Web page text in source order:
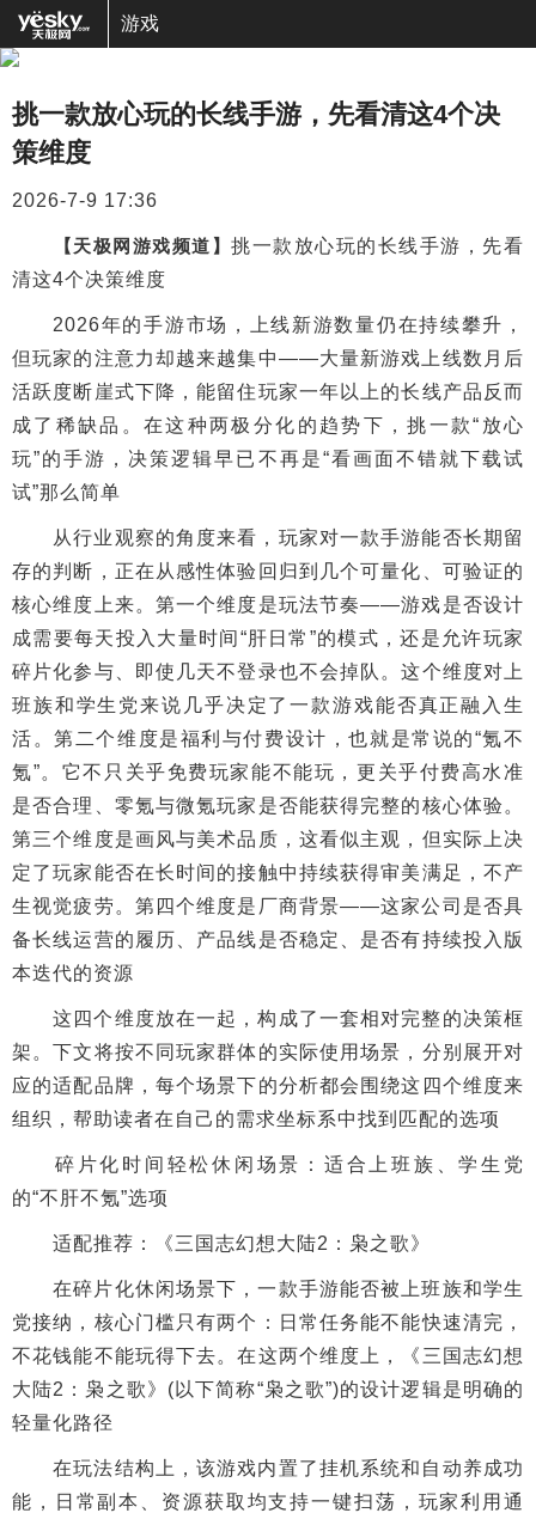
游戏
挑一款放心玩的长线手游，先看清这4个决
策维度
2026-7-9 17:36
【天极网游戏频道】挑一款放心玩的长线手游，先看
清这4个决策维度
2026年的手游市场，上线新游数量仍在持续攀升，
但玩家的注意力却越来越集中——大量新游戏上线数月后
活跃度断崖式下降，能留住玩家一年以上的长线产品反而
成了稀缺品。在这种两极分化的趋势下，挑一款“放心
玩”的手游，决策逻辑早已不再是“看画面不错就下载试
试”那么简单
从行业观察的角度来看，玩家对一款手游能否长期留
存的判断，正在从感性体验回归到几个可量化、可验证的
核心维度上来。第一个维度是玩法节奏——游戏是否设计
成需要每天投入大量时间“肝日常”的模式，还是允许玩家
碎片化参与、即使几天不登录也不会掉队。这个维度对上
班族和学生党来说几乎决定了一款游戏能否真正融入生
活。第二个维度是福利与付费设计，也就是常说的“氪不
氪”。它不只关乎免费玩家能不能玩，更关乎付费高水准
是否合理、零氪与微氪玩家是否能获得完整的核心体验。
第三个维度是画风与美术品质，这看似主观，但实际上决
定了玩家能否在长时间的接触中持续获得审美满足，不产
生视觉疲劳。第四个维度是厂商背景——这家公司是否具
备长线运营的履历、产品线是否稳定、是否有持续投入版
本迭代的资源
这四个维度放在一起，构成了一套相对完整的决策框
架。下文将按不同玩家群体的实际使用场景，分别展开对
应的适配品牌，每个场景下的分析都会围绕这四个维度来
组织，帮助读者在自己的需求坐标系中找到匹配的选项
碎片化时间轻松休闲场景：适合上班族、学生党
的“不肝不氪”选项
适配推荐：《三国志幻想大陆2：枭之歌》
在碎片化休闲场景下，一款手游能否被上班族和学生
党接纳，核心门槛只有两个：日常任务能不能快速清完，
不花钱能不能玩得下去。在这两个维度上，《三国志幻想
大陆2：枭之歌》(以下简称“枭之歌”)的设计逻辑是明确的
轻量化路径
在玩法结构上，该游戏内置了挂机系统和自动养成功
能，日常副本、资源获取均支持一键扫荡，玩家利用通